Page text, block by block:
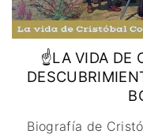
☝LA VIDA DE
Biografía de